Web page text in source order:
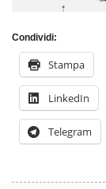
Condividi:
Stampa
LinkedIn
Telegram